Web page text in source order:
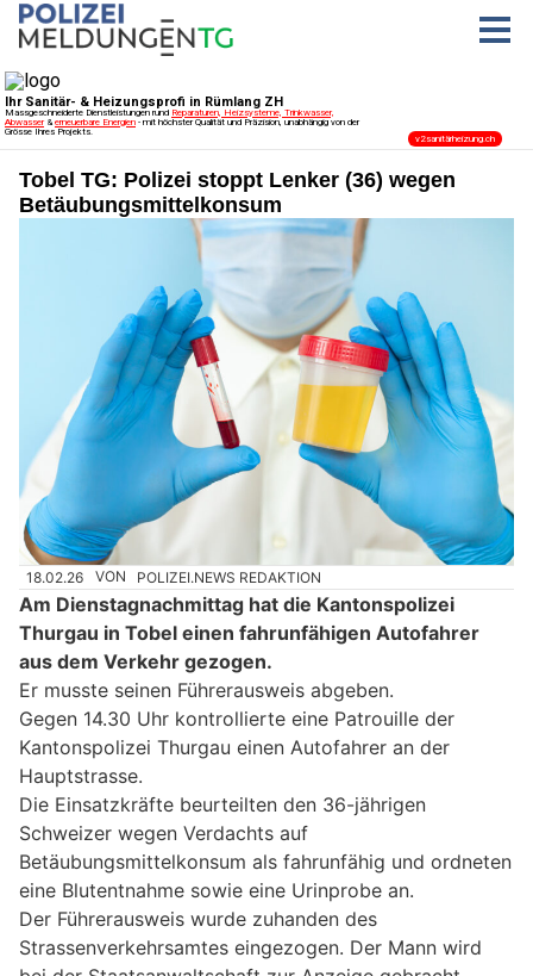
Tobel TG: Polizei stoppt Lenker (36) wegen
Betäubungsmittelkonsum
18.02.26 VON POLIZEI.NEWS REDAKTION
Am Dienstagnachmittag hat die Kantonspolizei
Thurgau in Tobel einen fahrunfähigen Autofahrer
aus dem Verkehr gezogen.
Er musste seinen Führerausweis abgeben.
Gegen 14.30 Uhr kontrollierte eine Patrouille der
Kantonspolizei Thurgau einen Autofahrer an der
Hauptstrasse.
Die Einsatzkräfte beurteilten den 36-jährigen
Schweizer wegen Verdachts auf
Betäubungsmittelkonsum als fahrunfähig und ordneten
eine Blutentnahme sowie eine Urinprobe an.
Der Führerausweis wurde zuhanden des
Strassenverkehrsamtes eingezogen. Der Mann wird